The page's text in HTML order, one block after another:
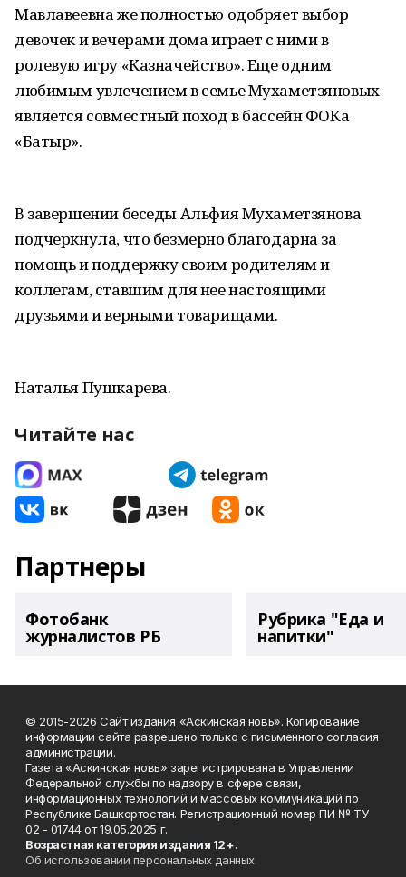
Мавлавеевна же полностью одобряет выбор
девочек и вечерами дома играет с ними в
ролевую игру «Казначейство». Еще одним
любимым увлечением в семье Мухаметзяновых
является совместный поход в бассейн ФОКа
«Батыр».
В завершении беседы Альфия Мухаметзянова
подчеркнула, что безмерно благодарна за
помощь и поддержку своим родителям и
коллегам, ставшим для нее настоящими
друзьями и верными товарищами.
Наталья Пушкарева.
Читайте нас
Партнеры
Фотобанк
журналистов РБ
Рубрика "Еда и
напитки"
© 2015-2026 Сайт издания «Аскинская новь». Копирование
информации сайта разрешено только с письменного согласия
администрации.
Газета «Аскинская новь» зарегистрирована в Управлении
Федеральной службы по надзору в сфере связи,
информационных технологий и массовых коммуникаций по
Республике Башкортостан. Регистрационный номер ПИ № ТУ
02 - 01744 от 19.05.2025 г.
Возрастная категория издания 12+.
Об использовании персональных данных